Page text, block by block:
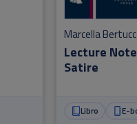
Lecture
Satire
Marcella
Libro E-